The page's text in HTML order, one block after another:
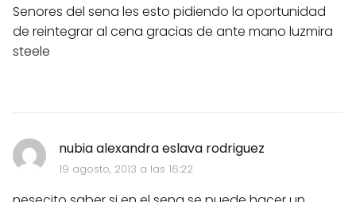
Senores del sena les esto pidiendo la oportunidad
de reintegrar al cena gracias de ante mano luzmira
steele
nubia alexandra eslava rodriguez
19 agosto, 2013 a las 16:22